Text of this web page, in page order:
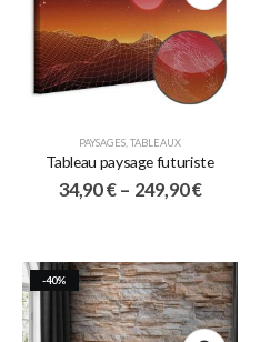
PAYSAGES TABLEAUX
Tableau paysage futuriste
34,90€ – 249,90€
-40%